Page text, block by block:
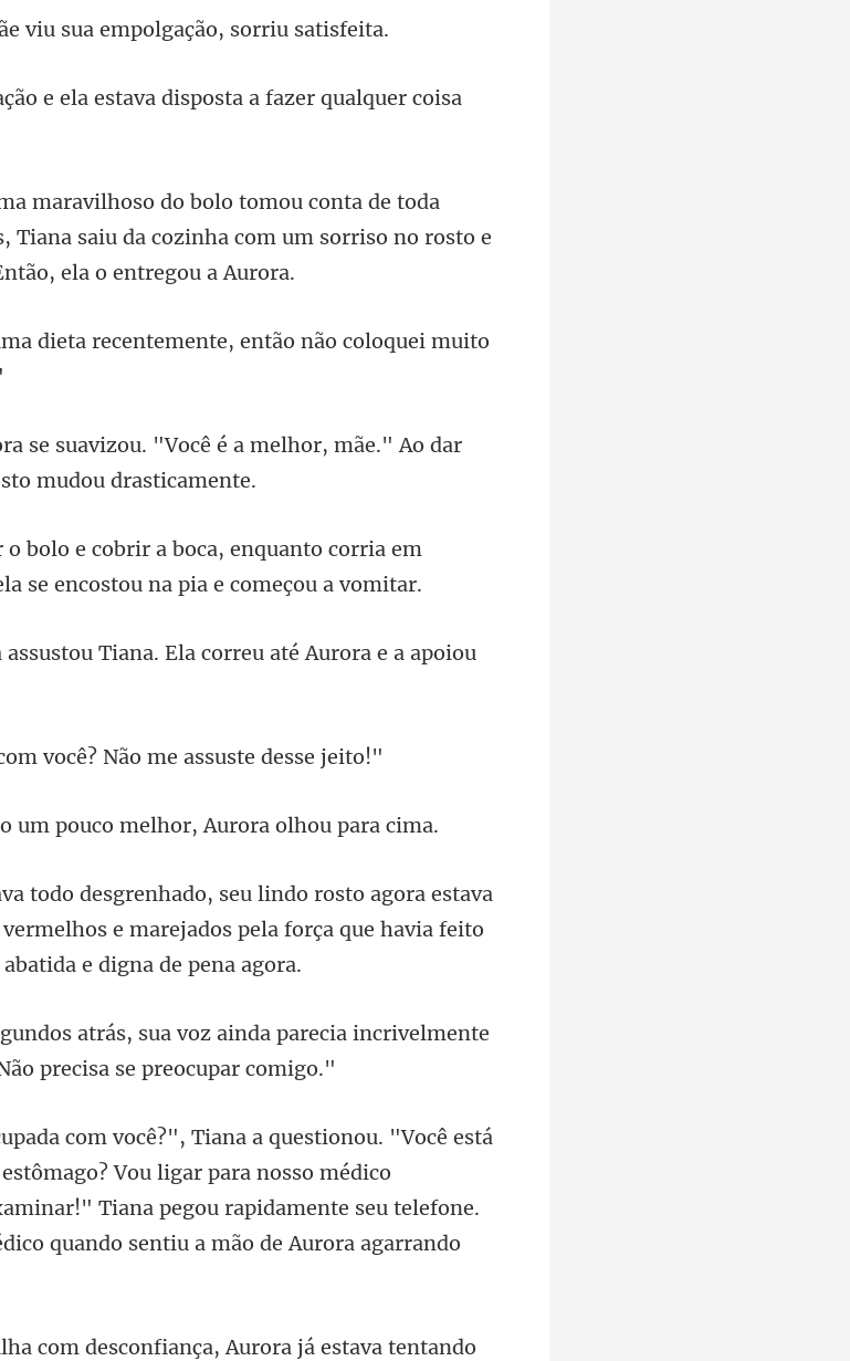
viu sua empolga
e ela estava disposta a fazer qu
da
Tiana saiu da cozinha com um sorriso
a recentemente, então não coloquei
. "Você é a melhor, mãe." Ao dar
boca, enquanto corria em
sustou Tiana. Ela correu até Au
você? Não me
um pouco melhor,
stava
e marejados pela força que
voz ainda parecia incrivelmente
stômago? Vou ligar para nosso médico
Tiana pegou rapidamente seu t
a, Aurora já estava tentando